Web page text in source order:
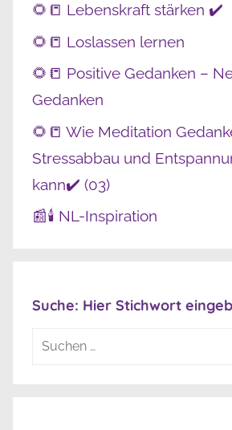
🌻📒 Lebenskraft stärken ✔️
🌻📒 Loslassen lernen
🌻📒 Positive Gedanken –
Gedanken
🌻📒 Wie Meditation
Stressabbau und
kann✔️ (03)
📰🕯️ NL-Inspiration
Suche: Hier Stichwort
Suchen